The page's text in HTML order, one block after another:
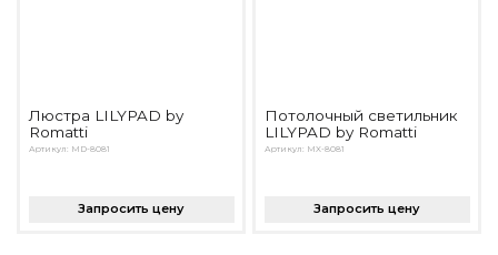
Люстра LILYPAD by
Romatti
Артикул: MD-8081
Запросить цену
Потолочный светильник
LILYPAD by Romatti
Артикул: MX-8081
Запросить цену